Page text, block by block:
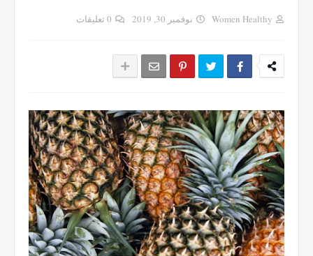
Women Healthy نوفمبر 30, 2019 0 تعليقات